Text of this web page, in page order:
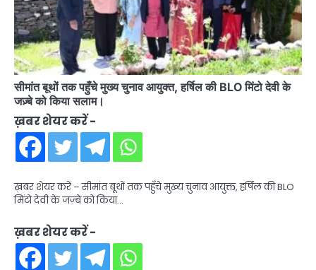
सीमांत बूथों तक पहुँचे मुख्य चुनाव आयुक्त, हर्षिल की BLO मिंटो देवी के
जज़्बे को किया सलाम।
ख़बर शेयर करें -
ख़बर शेयर करें – सीमांत बूथों तक पहुँचे मुख्य चुनाव आयुक्त, हर्षिल की BLO
मिंटो देवी के जज़्बे को किया…
ख़बर शेयर करें -